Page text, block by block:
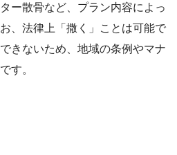
ー散骨など、プラン内容によっ
、法律上「撒く」ことは可能で
きないため、地域の条例やマナ
す。